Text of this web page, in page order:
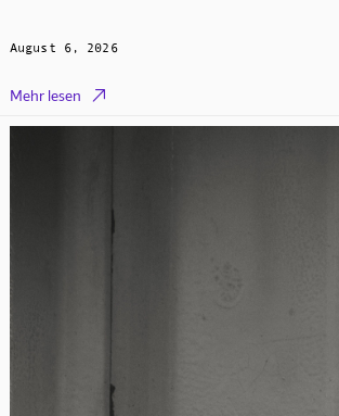
August 6, 2026
Mehr lesen 